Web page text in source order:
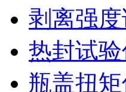
剥离强
热封试验
瓶盖扭矩